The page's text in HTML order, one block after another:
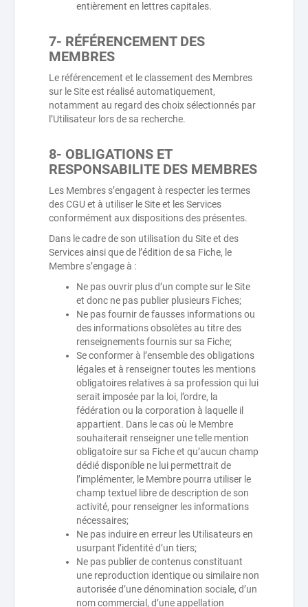
entièrement en lettres capitales.
7- RÉFÉRENCEMENT DES
MEMBRES
Le référencement et le classement des Membres
sur le Site est réalisé automatiquement,
notamment au regard des choix sélectionnés par
l’Utilisateur lors de sa recherche.
8- OBLIGATIONS ET
RESPONSABILITE DES MEMBRES
Les Membres s’engagent à respecter les termes
des CGU et à utiliser le Site et les Services
conformément aux dispositions des présentes.
Dans le cadre de son utilisation du Site et des
Services ainsi que de l’édition de sa Fiche, le
Membre s’engage à :
Ne pas ouvrir plus d’un compte sur le Site
et donc ne pas publier plusieurs Fiches;
Ne pas fournir de fausses informations ou
des informations obsolètes au titre des
renseignements fournis sur sa Fiche;
Se conformer à l’ensemble des obligations
légales et à renseigner toutes les mentions
obligatoires relatives à sa profession qui lui
serait imposée par la loi, l’ordre, la
fédération ou la corporation à laquelle il
appartient. Dans le cas où le Membre
souhaiterait renseigner une telle mention
obligatoire sur sa Fiche et qu’aucun champ
dédié disponible ne lui permettrait de
l’implémenter, le Membre pourra utiliser le
champ textuel libre de description de son
activité, pour renseigner les informations
nécessaires;
Ne pas induire en erreur les Utilisateurs en
usurpant l’identité d’un tiers;
Ne pas publier de contenus constituant
une reproduction identique ou similaire non
autorisée d’une dénomination sociale, d’un
nom commercial, d’une appellation